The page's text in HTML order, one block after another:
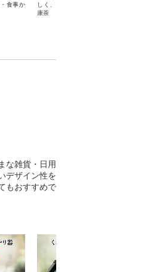
食事か
しく、飲みやすく、便利な健
康茶
な雑貨・日用
デザイン性を
もおすすめで